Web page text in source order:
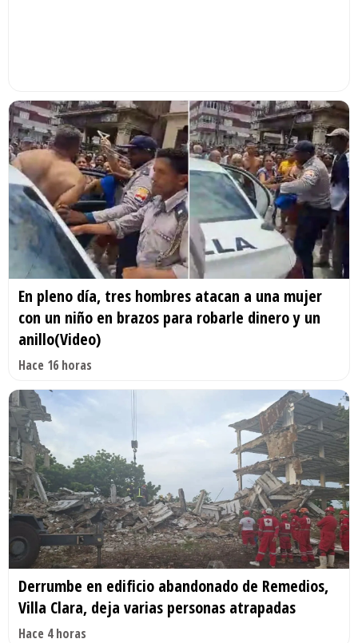
En pleno día, tres hombres atacan a una mujer
con un niño en brazos para robarle dinero y un
anillo(Video)
Hace 16 horas
Derrumbe en edificio abandonado de Remedios,
Villa Clara, deja varias personas atrapadas
Hace 4 horas